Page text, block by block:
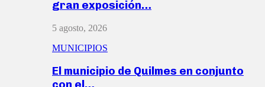
gran exposición…
5 agosto, 2026
MUNICIPIOS
El municipio de Quilmes en conjunto